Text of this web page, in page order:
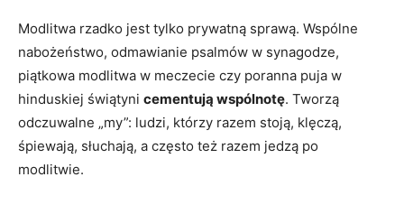
Modlitwa rzadko jest tylko prywatną sprawą. Wspólne
nabożeństwo, odmawianie psalmów w synagodze,
piątkowa modlitwa w meczecie czy poranna puja w
hinduskiej świątyni cementują wspólnotę. Tworzą
odczuwalne „my”: ludzi, którzy razem stoją, klęczą,
śpiewają, słuchają, a często też razem jedzą po
modlitwie.